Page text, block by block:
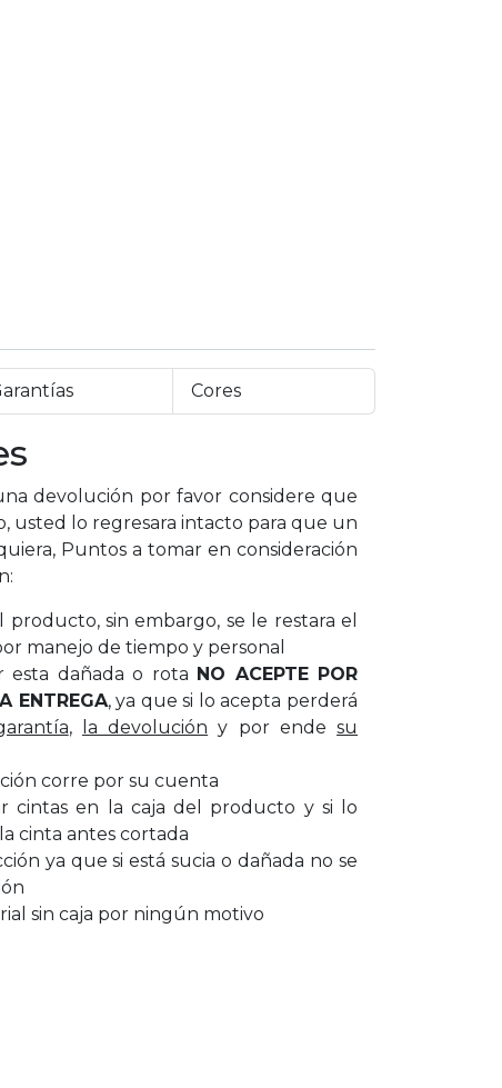
Cores
devolución por favor considere que
usted lo regresara intacto para que un
Puntos a tomar en consideración
sin embargo, se le restara el
manejo de tiempo y personal
esta dañada o rota NO ACEPTE POR
ENTREGA, ya que si lo acepta perderá
, la devolución y por endesu
corre por su cuenta
cintas en la caja del producto y si lo
cinta antes cortada
ya que si está sucia o dañada no se
sin caja por ningún motivo